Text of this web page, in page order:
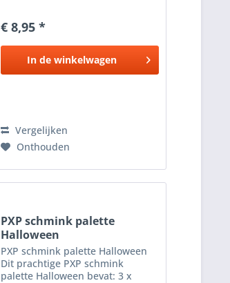
dus perfect voor onder andere
€ 8,95 *
In de winkelwagen
Vergelijken
Onthouden
PXP schmink palette
Halloween
PXP schmink palette Halloween
Dit prachtige PXP schmink
palette Halloween bevat: 3 x